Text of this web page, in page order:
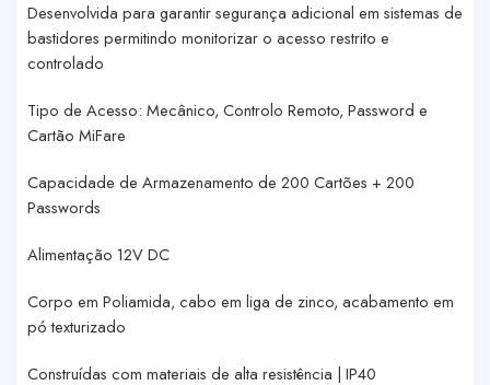
Desenvolvida para garantir segurança adicional em sistemas de
bastidores permitindo monitorizar o acesso restrito e
controlado
Tipo de Acesso: Mecânico, Controlo Remoto, Password e
Cartão MiFare
Capacidade de Armazenamento de 200 Cartões + 200
Passwords
Alimentação 12V DC
Corpo em Poliamida, cabo em liga de zinco, acabamento em
pó texturizado
Construídas com materiais de alta resistência | IP40